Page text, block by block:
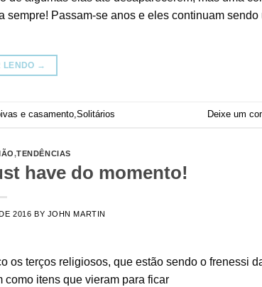
Passam-se anos e eles continuam sendo
LENDO →
e casamento Solitários Deixe um
,TENDÊNCIAS
have do momento!
2016 BY JOHN MARTIN
os terços religiosos, que estão sendo o frenessi
como itens que vieram para ficar